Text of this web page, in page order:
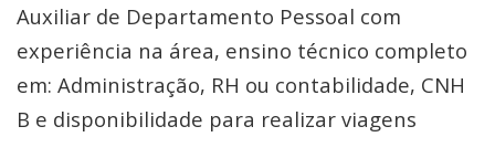
Auxiliar de Departamento Pessoal com
experiência na área, ensino técnico completo
em: Administração, RH ou contabilidade, CNH
B e disponibilidade para realizar viagens